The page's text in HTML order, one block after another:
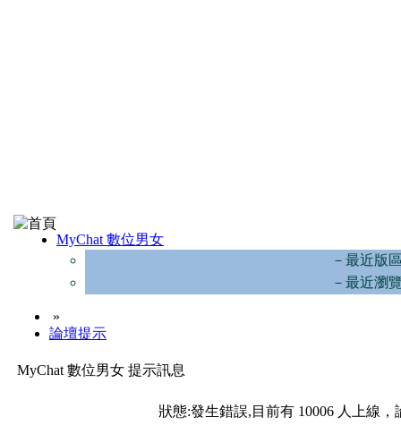
MyChat 數位男女
－最近版
－最近瀏
»
論壇提示
MyChat 數位男女 提示訊息
狀態:發生錯誤,目前有 10006 人上線